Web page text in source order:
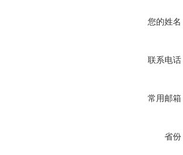
您的姓名
联系电话
常用邮箱
省份